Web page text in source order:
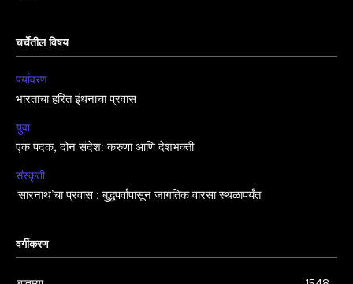
चर्चेतील विषय
पर्यावरण
भारताचा हरित इंधनाचा प्रवास
युवा
एक पदक, दोन संदेश: करुणा आणि देशभक्ती
संस्कृती
‘सारनाथ’चा प्रवास : बुद्धपर्वापासून जागतिक वारसा स्थळापर्यंत
वर्गीकरण